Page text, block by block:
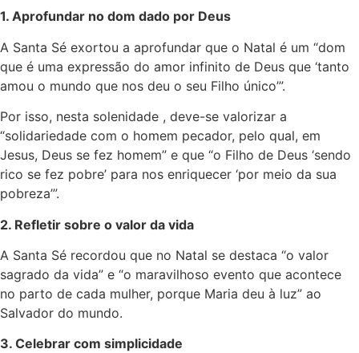
1. Aprofundar no dom dado por Deus
A Santa Sé exortou a aprofundar que o Natal é um “dom
que é uma expressão do amor infinito de Deus que ‘tanto
amou o mundo que nos deu o seu Filho único’”.
Por isso, nesta solenidade , deve-se valorizar a
“solidariedade com o homem pecador, pelo qual, em
Jesus, Deus se fez homem” e que “o Filho de Deus ‘sendo
rico se fez pobre’ para nos enriquecer ‘por meio da sua
pobreza’”.
2. Refletir sobre o valor da vida
A Santa Sé recordou que no Natal se destaca “o valor
sagrado da vida” e “o maravilhoso evento que acontece
no parto de cada mulher, porque Maria deu à luz” ao
Salvador do mundo.
3. Celebrar com simplicidade